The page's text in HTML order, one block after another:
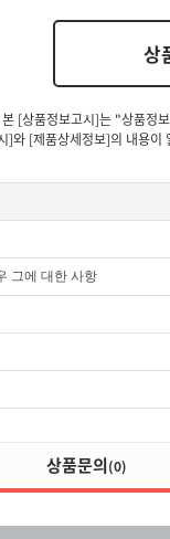
상
[상품정보고시]는 "상품정
]와 [제품상세정보]의 내용이
그에 대한 사항
상품문의(0)